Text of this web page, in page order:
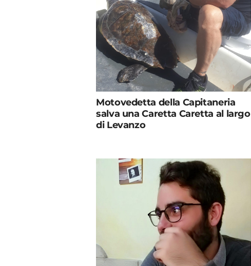
Motovedetta della Capitaneria
salva una Caretta Caretta al largo
di Levanzo